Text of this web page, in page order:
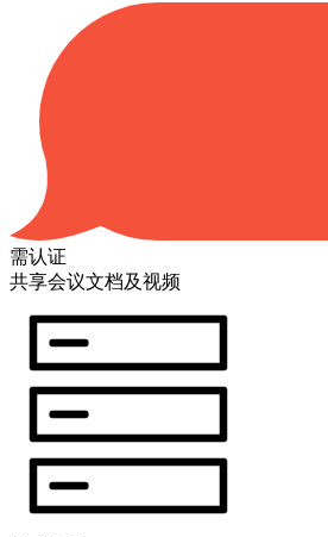
需认证
共享会议文档及视频